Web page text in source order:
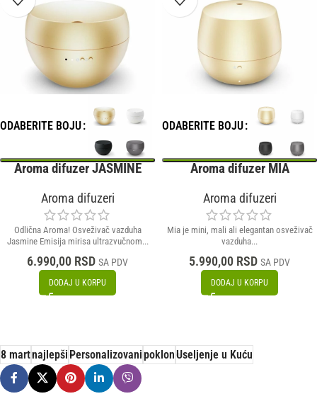
ODABERITE BOJU
Aroma difuzer JASMINE
Aroma difuzeri
Odlična Aroma! Osveživač vazduha
Jasmine Emisija mirisa ultrazvučnom...
6.990,00 RSD SA PDV
DODAJ U KORPU
ODABERITE BOJU
Aroma difuzer MIA
Aroma difuzeri
Mia je mini, mali ali elegantan osveživač
vazduha...
5.990,00 RSD SA PDV
DODAJ U KORPU
8 martnajlepšiPersonalizovanipoklonUseljenje u Kuću